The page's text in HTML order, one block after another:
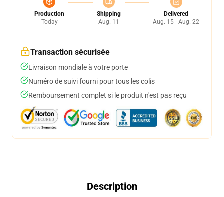
Production
Today
Shipping
Aug. 11
Delivered
Aug. 15 - Aug. 22
Transaction sécurisée
Livraison mondiale à votre porte
Numéro de suivi fourni pour tous les colis
Remboursement complet si le produit n'est pas reçu
Description